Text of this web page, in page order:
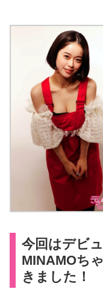
今回はデビ
MINAMOち
きました！